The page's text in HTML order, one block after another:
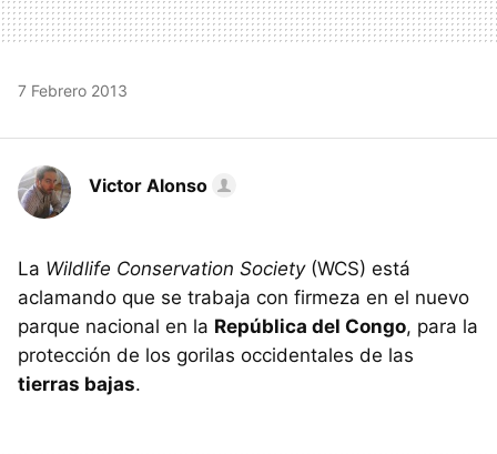
7 Febrero 2013
Victor Alonso
La Wildlife Conservation Society(WCS) está
aclamando que se trabaja con firmeza en el nuevo
parque nacional en la República del Congo, para la
protección de los gorilas occidentales de las
tierras bajas.